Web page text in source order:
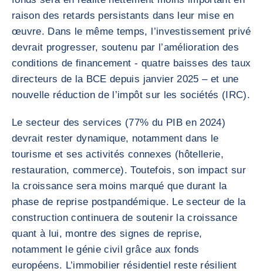
raison des retards persistants dans leur mise en
œuvre. Dans le même temps, l’investissement privé
devrait progresser, soutenu par l’amélioration des
conditions de financement - quatre baisses des taux
directeurs de la BCE depuis janvier 2025 – et une
nouvelle réduction de l’impôt sur les sociétés (IRC).
Le secteur des services (77% du PIB en 2024)
devrait rester dynamique, notamment dans le
tourisme et ses activités connexes (hôtellerie,
restauration, commerce). Toutefois, son impact sur
la croissance sera moins marqué que durant la
phase de reprise postpandémique. Le secteur de la
construction continuera de soutenir la croissance
quant à lui, montre des signes de reprise,
notamment le génie civil grâce aux fonds
européens. L’immobilier résidentiel reste résilient